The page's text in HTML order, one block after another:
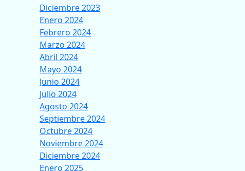
Diciembre 2023
Enero 2024
Febrero 2024
Marzo 2024
Abril 2024
Mayo 2024
Junio 2024
Julio 2024
Agosto 2024
Septiembre 2024
Octubre 2024
Noviembre 2024
Diciembre 2024
Enero 2025